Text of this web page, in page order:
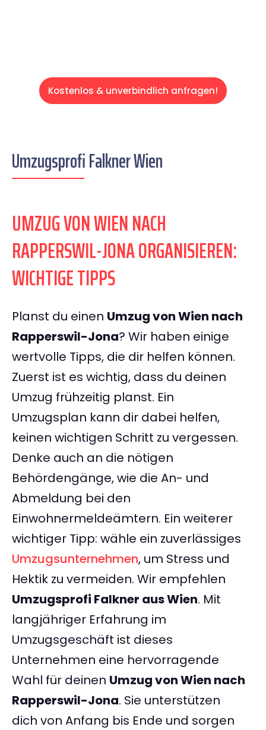
Kostenlos & unverbindlich anfragen!
Umzugsprofi Falkner Wien
UMZUG VON WIEN NACH
RAPPERSWIL-JONA ORGANISIEREN:
WICHTIGE TIPPS
Planst du einen Umzug von Wien nach
Rapperswil-Jona? Wir haben einige
wertvolle Tipps, die dir helfen können.
Zuerst ist es wichtig, dass du deinen
Umzug frühzeitig planst. Ein
Umzugsplan kann dir dabei helfen,
keinen wichtigen Schritt zu vergessen.
Denke auch an die nötigen
Behördengänge, wie die An- und
Abmeldung bei den
Einwohnermeldeämtern. Ein weiterer
wichtiger Tipp: wähle ein zuverlässiges
Umzugsunternehmen, um Stress und
Hektik zu vermeiden. Wir empfehlen
Umzugsprofi Falkner aus Wien. Mit
langjähriger Erfahrung im
Umzugsgeschäft ist dieses
Unternehmen eine hervorragende
Wahl für deinen Umzug von Wien nach
Rapperswil-Jona. Sie unterstützen
dich von Anfang bis Ende und sorgen